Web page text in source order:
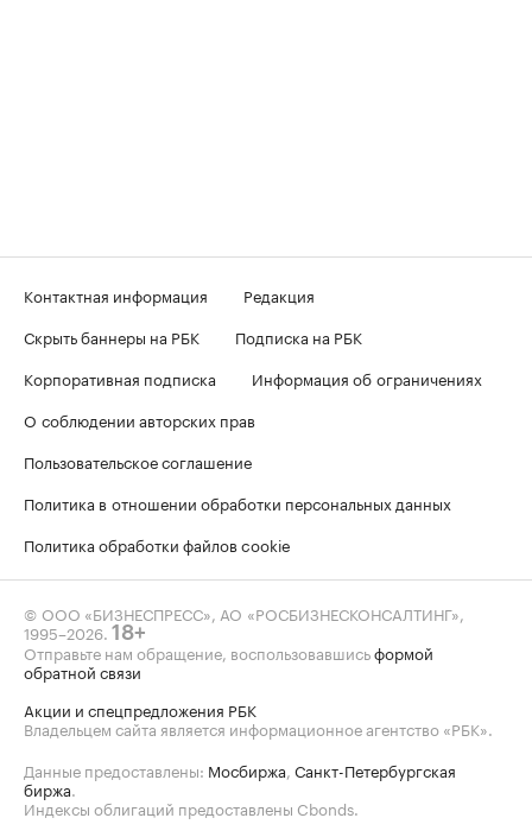
Контактная информация
Редакция
Скрыть баннеры на РБК
Подписка на РБК
Корпоративная подписка
Информация об ограничениях
О соблюдении авторских прав
Пользовательское соглашение
Политика в отношении обработки персональных данных
Политика обработки файлов cookie
© ООО «БИЗНЕСПРЕСС», АО «РОСБИЗНЕСКОНСАЛТИНГ»,
1995–2026. 18+
Отправьте нам обращение, воспользовавшисьформой
обратной связи
Акции и спецпредложения РБК
Владельцем сайта является информационное агентство «РБК».
Данные предоставлены: Мосбиржа, Санкт-Петербургская
биржа.
Индексы облигаций предоставлены Cbonds.